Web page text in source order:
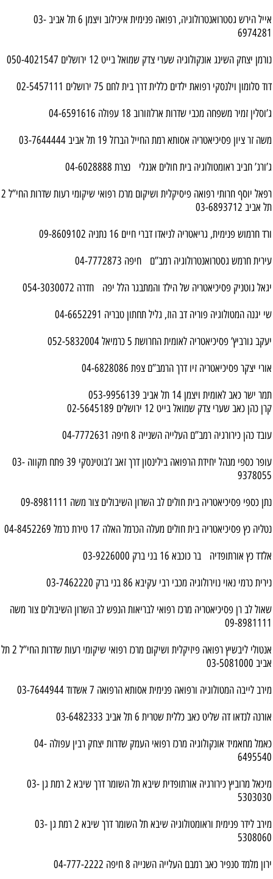
אייל הירש גסטרואנטרולוגיה, רפואה פנימית איכילוב ויצמן 6 תל אביב 03-
6974281
נורמן יצחק השינג אונקולוגיה שערי צדק שמואל בייט 12 ירושלים 050-4021547
דוד סלומון וילנסקי רפואת ילדים כללית דרך בית לחם 75 ירושלים 02-5457111
ג’וסלין זמיר משפחה מכבי שדרות ארלוזורוב 18 עפולה 04-6591616
משה זר ציון פסיכיאטריה אסותא רמת החייל הברזל 19 תל אביב 03-7644444
ג’ורג’ חביב ראומטולוגיה בית חולים אנגלי נצרת 04-6028888
רפאל יוסף חרותי רפואה פיסיקלית ושיקום מרכז רפואי שיקומי רעות שדרות החי”ל 2
תל אביב 03-6893712
ורד חרמוש פנימית, גריאטריה לניאדו דברי חיים 16 נתניה 09-8609102
עירית חרמש גסטרואנטרולוגיה רמב”ם חיפה 04-7772873
יגאל גוטניק פסיכיאטריה של הילד והמתבגר הלל יפה חדרה 054-3030072
שי יגנה המטולוגיה פוריה דב הוז, גליל תחתון טבריה 04-6652291
יעקב גורביץ’ פסיכיאטריה לאומית החרושת 5 כרמיאל 052-5832004
אורי יצקר פסיכיאטריה זיו דרך הרמב”ם צפת 04-6828086
תמר ישר כאב לאומית ויצמן 14 תל אביב 053-9956139
קרן כהן כאב שערי צדק שמואל בייט 12 ירושלים 02-5645189
עובד כהן כירורגיה רמב”ם העלייה השנייה 8 חיפה 04-7772631
עופר כספי מנהל יחידת הרפואה בילינסון דרך זאב ז’בוטינסקי 39 פתח תקווה 03-
9378055
נתן כספי פסיכיאטריה בית חולים לב השרון השיבולים צור משה 09-8981111
נטליה כץ פסיכיאטריה בית חולים מעלה הכרמל האלה 17 טירת כרמל 04-8452269
אלדד כץ אורתופדיה בר כוכבא 16 בני ברק 03-9226000
נירית כרמי נאוי נוירולוגיה מכבי רבי עקיבא 86 בני ברק 03-7462220
שאול לב רן פסיכיאטריה מרכז רפואי לבריאות הנפש לב השרון השיבולים צור משה
09-8981111
אנטולי ליבשיץ רפואה פיזיקלית ושיקום מרכז רפואי שיקומי רעות שדרות החי”ל 2 תל
אביב 03-5081000
מירב לייבה המטולוגיה ורפואה פנימית אסותא הרפואה 7 אשדוד 03-7644944
אורנה לנדאו דה שליט כאב כללית שטרית 6 תל אביב 03-6482333
כאמל מחאמיד אונקולוגיה מרכז רפואי העמק שדרות יצחק רבין עפולה 04-
6495540
מיכאל מרוביץ כירורגיה אורתופדית שיבא תל השומר דרך שיבא 2 רמת גן 03-
5303030
מירב לידר פנימית וראומטולוגיה שיבא תל השומר דרך שיבא 2 רמת גן 03-
5308060
ירון מלמד סנפיר כאב רמבם העלייה השנייה 8 חיפה 04-777-2222